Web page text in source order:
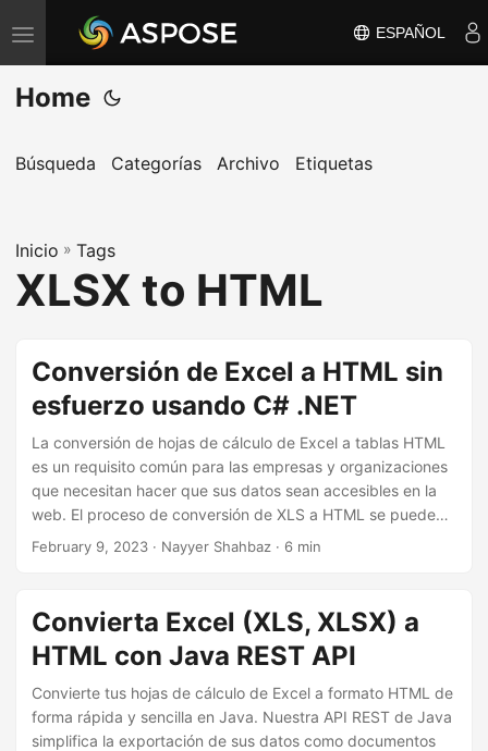
A
l
t
r
r
n
a
ESPAÑOL
Home
Búsqueda Categorías Archivo Etiquetas
Inicio » Tags
XLSX to HTML
Conversión de Excel a HTML sin
esfuerzo usando C# .NET
La conversión de hojas de cálculo de Excel a tablas HTML
es un requisito común para las empresas y organizaciones
que necesitan hacer que sus datos sean accesibles en la
web. El proceso de conversión de XLS a HTML se puede
simplificar y hacer más eficiente mediante el uso de C#
usando C# .NET. Ya sea que desee publicar sus datos en
línea, hacerlos más accesibles o simplemente desea
aprovechar los beneficios de las tablas HTML, este artículo
February 9, 2023 · Nayyer Shahbaz · 6 min
Convierta Excel (XLS, XLSX) a
HTML con Java REST API
Convierte tus hojas de cálculo de Excel a formato HTML de
forma rápida y sencilla en Java. Nuestra API REST de Java
simplifica la exportación de sus datos como documentos